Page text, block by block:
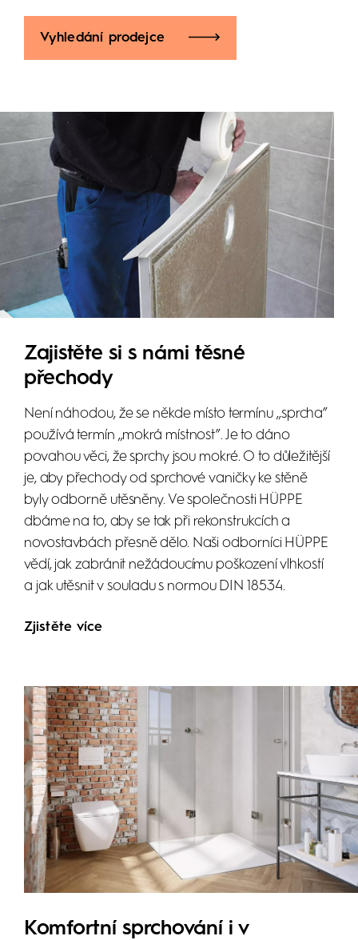
Vyhledání prodejce
Zajistěte si s námi těsné
přechody
Není náhodou, že se někde místo termínu ,,sprcha”
používá termín ,,mokrá místnost”. Je to dáno
povahou věci, že sprchy jsou mokré. O to důležitější
je, aby přechody od sprchové vaničky ke stěně
byly odborně utěsněny. Ve společnosti HÜPPE
dbáme na to, aby se tak při rekonstrukcích a
novostavbách přesně dělo. Naši odborníci HÜPPE
vědí, jak zabránit nežádoucímu poškození vlhkostí
a jak utěsnit v souladu s normou DIN 18534.
Zjistěte více
Komfortní sprchování i v